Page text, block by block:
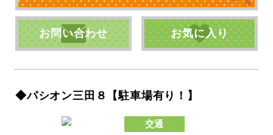
お問い合わせ お気に入り
◆パシオン三田８【駐車場有り！】
交通